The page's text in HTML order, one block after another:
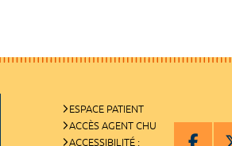
ESPACE PATIENT
ACCÈS AGENT CHU
ACCESSIBILITÉ :